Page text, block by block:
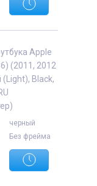
Apple
(2011, 2012
(Light), Black,
черный
Без фрейма